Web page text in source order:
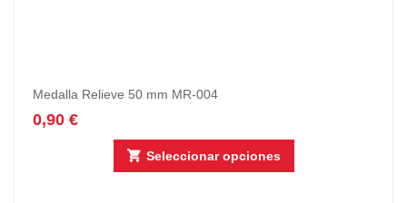
Medalla Relieve 50 mm MR-004
0,90 €
Seleccionar opciones